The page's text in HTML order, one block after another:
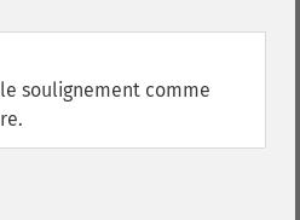
soulignement comme